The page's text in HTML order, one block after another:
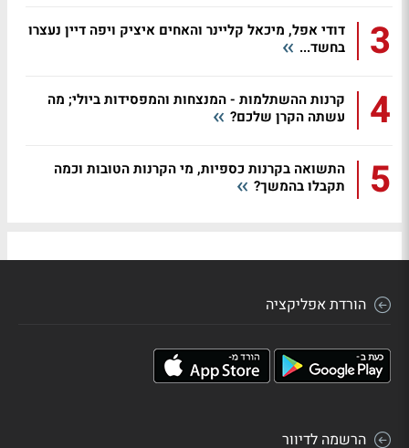
3
דודי אפל, מיכאל קליינר והאחים איציק ויפה דיין נעצרו
בחשד...
4
קרנות ההשתלמות - המנצחות והמפסידות ביולי; מה
עשתה הקרן שלכם?
5
התשואה בקרנות כספיות, מי הקרנות הטובות וכמה
תקבלו בהמשך?
הורדת אפליקציה
הרשמה לדיוור